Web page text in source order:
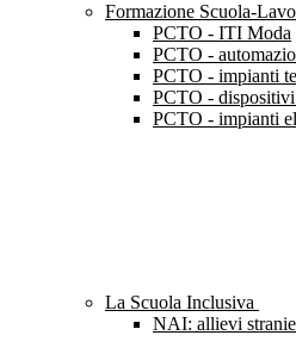
Formazione Scuola-
PCTO - ITI Moda
PCTO -
PCTO - impianti
PCTO - dispositivi
PCTO - impianti
La Scuola Inclusiva
NAI: allievi